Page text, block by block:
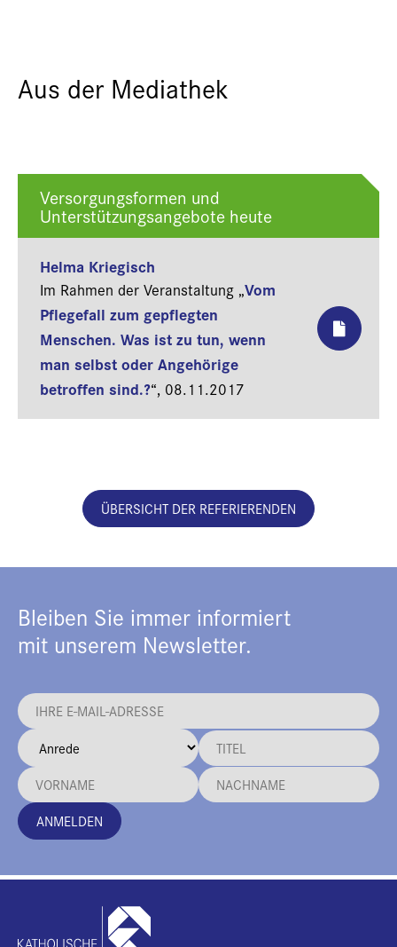
Aus der Mediathek
Versorgungsformen und
Unterstützungsangebote heute
Helma Kriegisch
Im Rahmen der Veranstaltung „Vom
Pflegefall zum gepflegten
Menschen. Was ist zu tun, wenn
man selbst oder Angehörige
betroffen sind.?“, 08.11.2017
ÜBERSICHT DER REFERIERENDEN
Bleiben Sie immer informiert
mit unserem Newsletter.
ANMELDEN